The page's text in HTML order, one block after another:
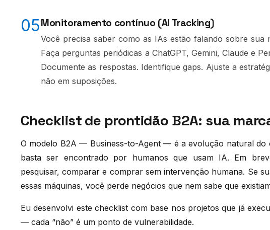
05Monitoramento contínuo (AI Tracking)
Você precisa saber como as IAs estão falando sobre
Faça perguntas periódicas a ChatGPT, Gemini, Claude e
Documente as respostas. Identifique gaps. Ajuste a
não em suposições.
Checklist de prontidão B2A: sua
O modelo B2A — Business-to-Agent — é a evolução natural do
basta ser encontrado por humanos que usam IA. Em
pesquisar, comparar e comprar sem intervenção humana. Se
essas máquinas, você perde negócios que nem sabe que
Eu desenvolvi este checklist com base nos projetos que já
— cada “não” é um ponto de vulnerabilidade.